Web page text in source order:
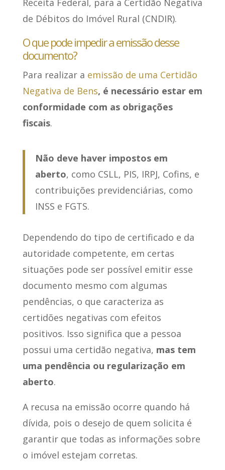
Receita Federal, para a Certidão Negativa
de Débitos do Imóvel Rural (CNDIR).
O que pode impedir a emissão desse
documento?
Para realizar a emissão de uma Certidão
Negativa de Bens, é necessário estar em
conformidade com as obrigações
fiscais.
Não deve haver impostos em
aberto, como CSLL, PIS, IRPJ, Cofins, e
contribuições previdenciárias, como
INSS e FGTS.
Dependendo do tipo de certificado e da
autoridade competente, em certas
situações pode ser possível emitir esse
documento mesmo com algumas
pendências, o que caracteriza as
certidões negativas com efeitos
positivos. Isso significa que a pessoa
possui uma certidão negativa, mas tem
uma pendência ou regularização em
aberto.
A recusa na emissão ocorre quando há
dívida, pois o desejo de quem solicita é
garantir que todas as informações sobre
o imóvel estejam corretas.